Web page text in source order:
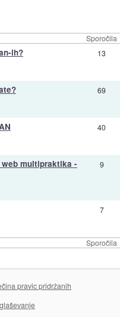
Sporočila
Sporočila
ih? 13
69
40
multipraktika - 9
7
pravic pridržanih